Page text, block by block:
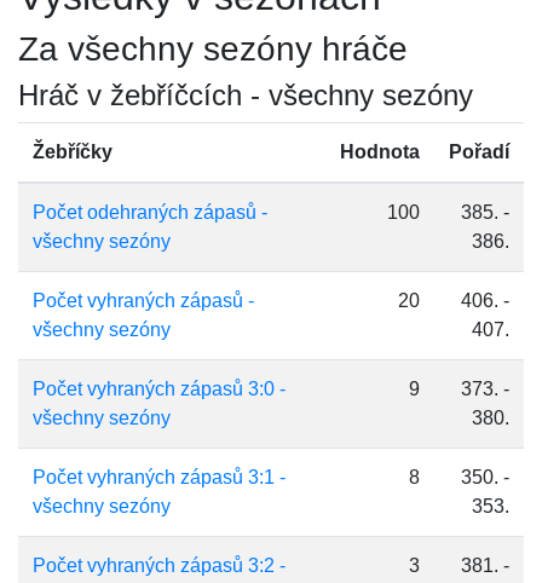
Za všechny sezóny hráče
Hráč v žebříčcích - všechny sezóny
Žebříčky Hodnota Pořadí
Počet odehraných zápasů -
všechny sezóny
100
385. -
386.
Počet vyhraných zápasů -
všechny sezóny
20
406. -
407.
Počet vyhraných zápasů 3:0 -
všechny sezóny
9
373. -
380.
Počet vyhraných zápasů 3:1 -
všechny sezóny
8
350. -
353.
Počet vyhraných zápasů 3:2 -
3
381. -